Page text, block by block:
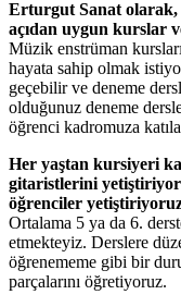
Erturgut Sanat olarak,
açıdan uygun kurslar
Müzik enstrüman
hayata sahip olmak
geçebilir ve deneme
olduğunuz deneme
öğrenci kadromuza
Her yaştan kursiyeri
gitaristlerini
öğrenciler
Ortalama 5 ya da 6.
etmekteyiz. Derslere
öğrenememe gibi bir
parçalarını öğretiyoruz.